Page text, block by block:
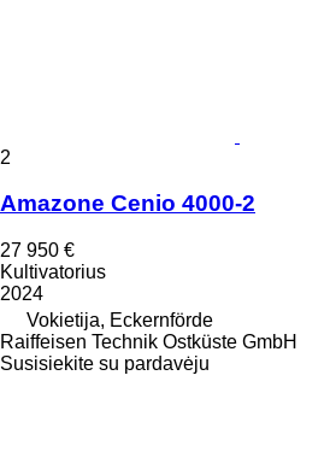
2
Amazone Cenio 4000-2
27 950 €
Kultivatorius
2024
Vokietija, Eckernförde
Raiffeisen Technik Ostküste GmbH
Susisiekite su pardavėju